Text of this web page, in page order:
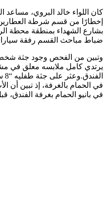
كان اللواء خالد البروي، مساعد
إخطارًا من قسم شرطة العطارين
ضباط مباحث القسم رفقة
يرتدي كامل ملابسه معلق في
في الحمام بالغرفة، إذ تبين أن
في بانيو الحمام بغرفة الفندق،